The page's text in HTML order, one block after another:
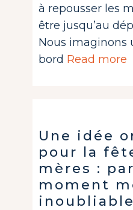
à repousser les
être jusqu’au
Nous imaginons
bord Read more
Une idée
pour la
mères :
moment
inoubliable